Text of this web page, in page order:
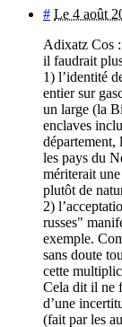
# Le 4 août
Adixatz Cos
il faudrait
1) l’identité
entier sur
un large (la
enclaves
département,
les pays du
mériterait
plutôt de
2)
russes"
exemple.
sans doute
cette
Cela dit il ne
d’une
(fait par les